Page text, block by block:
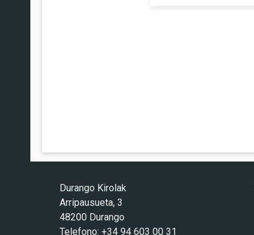
Durango Kirolak
Arripausueta, 3
48200 Durango
Telefono: +34 94 603 00 31